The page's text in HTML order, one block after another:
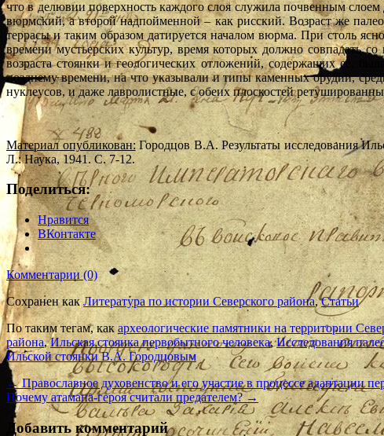
что в делювии поверхность каждого слоя служила почвенным
вюрмский, а второй надпойменной – как рисский. Возраст же
террасы и таким образом датируется началом вюрма. При столь
времени мустьерских культур, время которых должно совпадать
возраста стоянки и геологических отложений, содержащих ее,
позднему времени, на что указывали и типы каменных орудий,
нуклеусов, и даже лавролистные, с обеих плоскостей
Материал опубликован:Городцов В.А. Результаты исследования
Л.: Наука, 1941. С. 7-12.
Поделиться:
Нравится
ВКонтакте
Комментарии (0)
Сохранен какЛитература по истории Северского района,Статьи
По таким тегам, как археологические памятники на территории
района,Ильская стоянка первобытного человека,Исследования
Ильской стоянки В.А. Городцовым
←Православное духовенство и его участие в процессе адаптации
Почему атамана-героя считали предателем?→
Добавить комментарий